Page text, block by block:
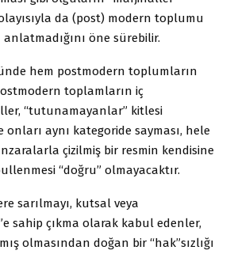
da (post) modern toplumu
öne sürebilir.
hem postmodern toplumların
toplamların iç
“tutunamayanlar” kitlesi
onları aynı kategoride sayması, hele
çizilmiş bir resmin kendisine
“doğru” olmayacaktır.
sarılmayı, kutsal veya
sahip çıkma olarak kabul edenler,
olmasından doğan bir “hak”sızlığı